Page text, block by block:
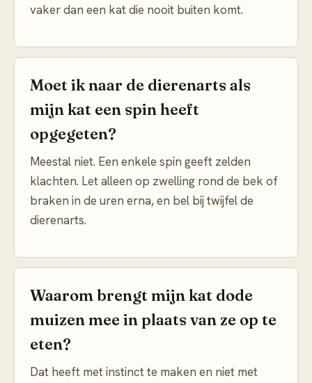
vaker dan een kat die nooit buiten komt.
Moet ik naar de dierenarts als
mijn kat een spin heeft
opgegeten?
Meestal niet. Een enkele spin geeft zelden
klachten. Let alleen op zwelling rond de bek of
braken in de uren erna, en bel bij twijfel de
dierenarts.
Waarom brengt mijn kat dode
muizen mee in plaats van ze op te
eten?
Dat heeft met instinct te maken en niet met